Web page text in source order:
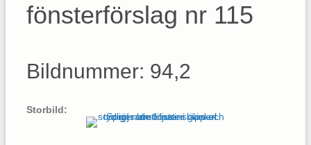
fönsterförslag nr 115
Bildnummer: 94,2
Storbild: